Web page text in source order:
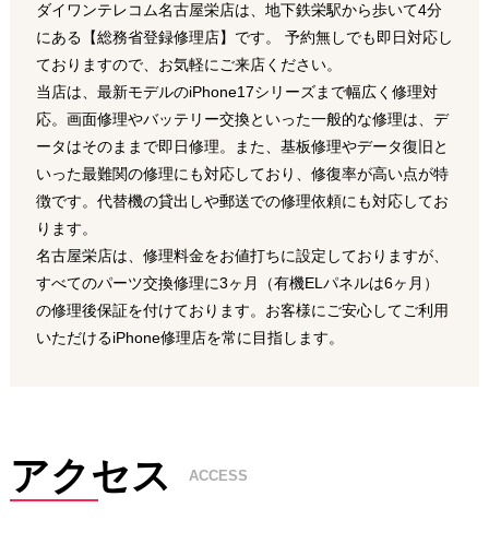
ダイワンテレコム名古屋栄店は、地下鉄栄駅から歩いて4分
にある【総務省登録修理店】です。 予約無しでも即日対応し
ておりますので、お気軽にご来店ください。
当店は、最新モデルのiPhone17シリーズまで幅広く修理対
応。画面修理やバッテリー交換といった一般的な修理は、デ
ータはそのままで即日修理。また、基板修理やデータ復旧と
いった最難関の修理にも対応しており、修復率が高い点が特
徴です。代替機の貸出しや郵送での修理依頼にも対応してお
ります。
名古屋栄店は、修理料金をお値打ちに設定しておりますが、
すべてのパーツ交換修理に3ヶ月（有機ELパネルは6ヶ月）
の修理後保証を付けております。お客様にご安心してご利用
いただけるiPhone修理店を常に目指します。
アクセス ACCESS